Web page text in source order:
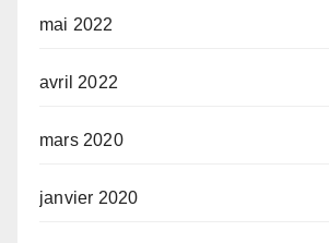
mai 2022
avril 2022
mars 2020
janvier 2020